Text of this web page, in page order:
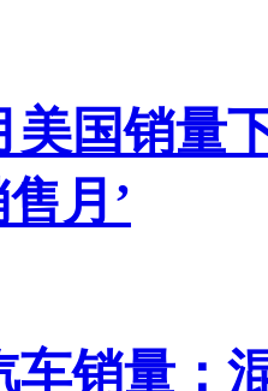
美国销量
月’
车销量：